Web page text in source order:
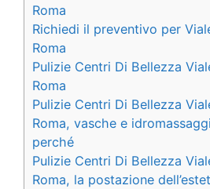
Roma
Richiedi il preventivo per
Roma
Pulizie Centri Di Bellezza
Roma
Pulizie Centri Di Bellezza
Roma, vasche e
perché
Pulizie Centri Di Bellezza
Roma, la postazione